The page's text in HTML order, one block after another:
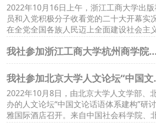
2022年10月16日上午，浙江工商大学出
员和入党积极分子收看党的二十大开幕实
在全党全国各族人民迈上全面建设社会主
程、向第二个百年奋斗目标进军的关键时
重要的大会，具有重大的历史意义和深远我社参加浙江工商大学杭州
我社参加
2022年10月8日，由北京大学人文学部、
办的人文论坛“中国文论话语体系建构”研
雅国际酒店召开。来自中国社会科学院、
学、中国人民大学、北京师范大学、首都